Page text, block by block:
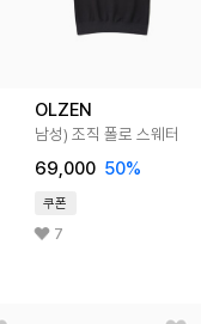
OLZEN
남성) 조직 폴로 스웨터
69,000 50%
쿠폰
7